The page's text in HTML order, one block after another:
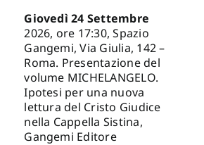
Giovedì 24 Settembre
2026, ore 17:30, Spazio
Gangemi, Via Giulia, 142 –
Roma. Presentazione del
volume MICHELANGELO.
Ipotesi per una nuova
lettura del Cristo Giudice
nella Cappella Sistina,
Gangemi Editore